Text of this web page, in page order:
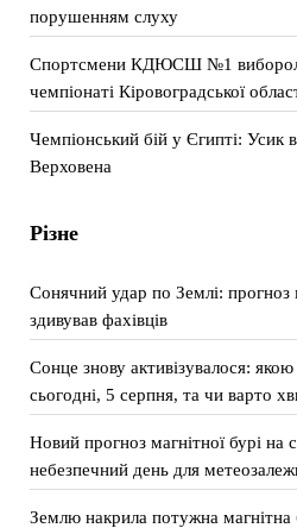
порушенням слуху
Спортсмени КДЮСШ №1
чемпіонаті Кіровоградської
Чемпіонський бій у Єгипті: Усик
Верховена
Різне
Сонячний удар по Землі: прогноз
здивував фахівців
Сонце знову активізувалося:
сьогодні, 5 серпня, та чи варто
Новий прогноз магнітної бурі на
небезпечний день для
Землю накрила потужна магнітна